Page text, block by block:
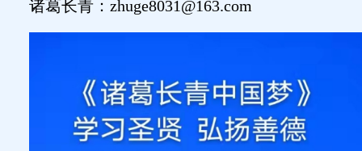
诸葛长青： zhuge8031@163.com